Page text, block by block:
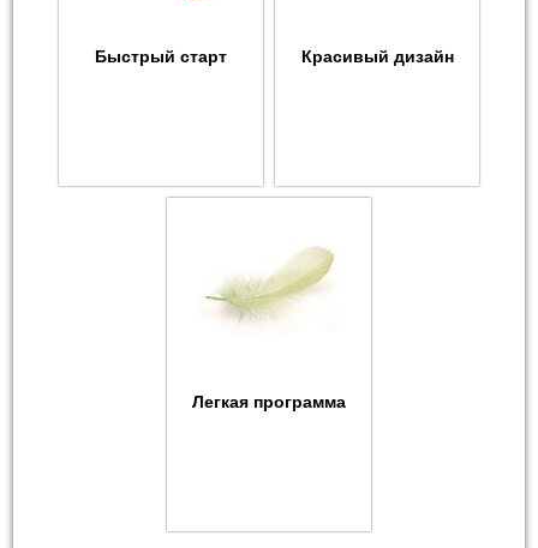
Быстрый старт Красивый дизайн
Легкая программа